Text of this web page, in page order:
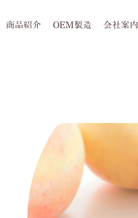
商品紹介 OEM製造 会社案内